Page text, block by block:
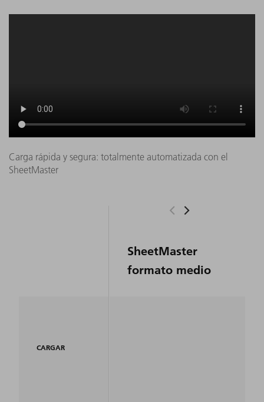
Carga rápida y segura: totalmente automatizada con el
SheetMaster
CARGAR
SheetMaster
formato medio